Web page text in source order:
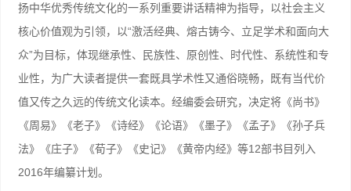
扬中华优秀传统文化的一系列重要讲话精神为指导，以社会主义
核心价值观为引领，以“激活经典、熔古铸今、立足学术和面向大
众”为目标，体现继承性、民族性、原创性、时代性、系统性和专
业性，为广大读者提供一套既具学术性又通俗晓畅，既有当代价
值又传之久远的传统文化读本。经编委会研究，决定将《尚书》
《周易》《老子》《诗经》《论语》《墨子》《孟子》《孙子兵
法》《庄子》《荀子》《史记》《黄帝内经》等12部书目列入
2016年编纂计划。